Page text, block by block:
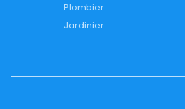
Plombier
Jardinier